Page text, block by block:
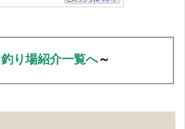
釣り場紹介一覧へ～